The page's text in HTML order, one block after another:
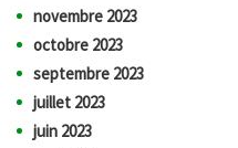
novembre 2023
octobre 2023
septembre 2023
juillet 2023
juin 2023